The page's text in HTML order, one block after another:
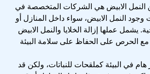
الابيض هي الشركات المتخصصة في
النمل الابيض، سواء داخل المنازل أو
يشمل عملها إزالة الخلايا والنمل الابيض
مع الحرص على الحفاظ على سلامة البيئة
هام في البيئة كملقحات للنباتات، ولكن قد